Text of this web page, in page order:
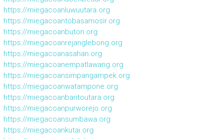
https://miegacoanluwuutara.org
https://miegacoantobasamosir.org
https://miegacoanbuton.org
https://miegacoanrejanglebong.org
https://miegacoanasahan.org
https://miegacoanempatlawang.org
https://miegacoansimpangampek.org
https://miegacoanwatampone.org
https://miegacoanbaritoutara.org
https://miegacoanpurworejo.org
https://miegacoansumbawa.org
https://miegacoankutai.org